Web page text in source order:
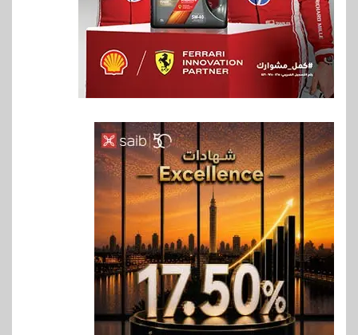
6
بنوك
بنك QNB مصر يعزز جاهزية
المشروعات الصغيرة والمتوسطة
للنمو والتوسع
7 اخبار
فيكسد مصر و”حلول” تتشاركان
في تطوير أول منصة للسياحة
الصحية في مصر والشرق الأوسط